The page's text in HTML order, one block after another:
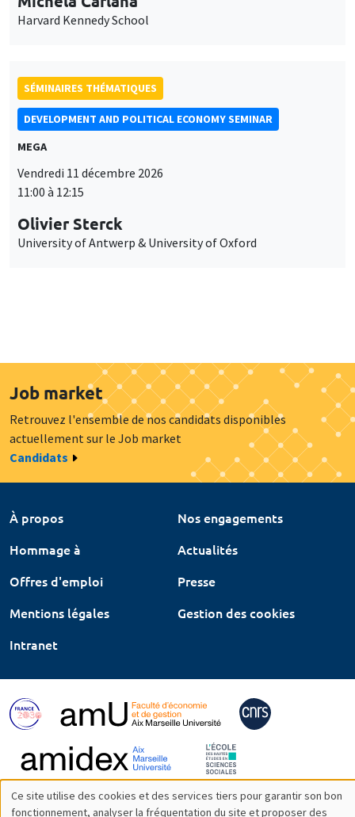
Harvard Kennedy School
SÉMINAIRES THÉMATIQUES
DEVELOPMENT AND POLITICAL ECONOMY SEMINAR
MEGA
Vendredi 11 décembre 2026
11:00 à 12:15
Olivier Sterck
University of Antwerp & University of Oxford
Job market
Retrouvez l'ensemble de nos candidats disponibles
actuellement sur le Job market
Candidats
À propos
Nos engagements
Hommage à
Actualités
Offres d'emploi
Presse
Mentions légales
Gestion des cookies
Intranet
Ce site utilise des cookies et des services tiers pour garantir son bon
fonctionnement, analyser la fréquentation du site et proposer des